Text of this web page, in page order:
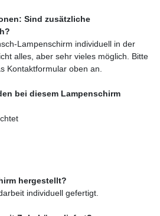
Sind zusätzliche
Lampenschirm individuell in der
alles, aber sehr vieles möglich. Bitte
Kontaktformular oben an.
bei diesem Lampenschirm
hergestellt?
individuell gefertigt.